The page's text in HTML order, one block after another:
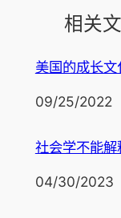
相关
美国的成长
日期
09/25/2022
社会学不能解
日期
04/30/2023